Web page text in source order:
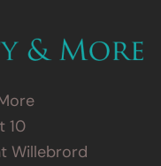
10
Willebrord